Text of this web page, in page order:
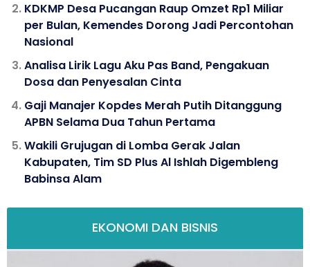
KDKMP Desa Pucangan Raup Omzet Rp1 Miliar
per Bulan, Kemendes Dorong Jadi Percontohan
Nasional
Analisa Lirik Lagu Aku Pas Band, Pengakuan
Dosa dan Penyesalan Cinta
Gaji Manajer Kopdes Merah Putih Ditanggung
APBN Selama Dua Tahun Pertama
Wakili Grujugan di Lomba Gerak Jalan
Kabupaten, Tim SD Plus Al Ishlah Digembleng
Babinsa Alam
EKONOMI DAN BISNIS